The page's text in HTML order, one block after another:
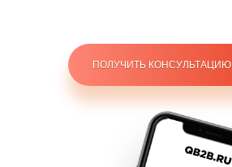
ПОЛУЧИТЬ КОНСУЛЬТАЦИЮ